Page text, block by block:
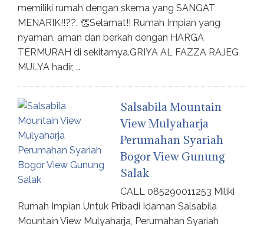
memiliki rumah dengan skema yang SANGAT
MENARIK!!??. 👏Selamat!! Rumah Impian yang
nyaman, aman dan berkah dengan HARGA
TERMURAH di sekitarnya.GRIYA AL FAZZA RAJEG
MULYA hadir, …
Salsabila Mountain
View Mulyaharja
Perumahan Syariah
Bogor View Gunung
Salak
CALL 085290011253 Miliki
Rumah Impian Untuk Pribadi Idaman Salsabila
Mountain View Mulyaharja, Perumahan Syariah